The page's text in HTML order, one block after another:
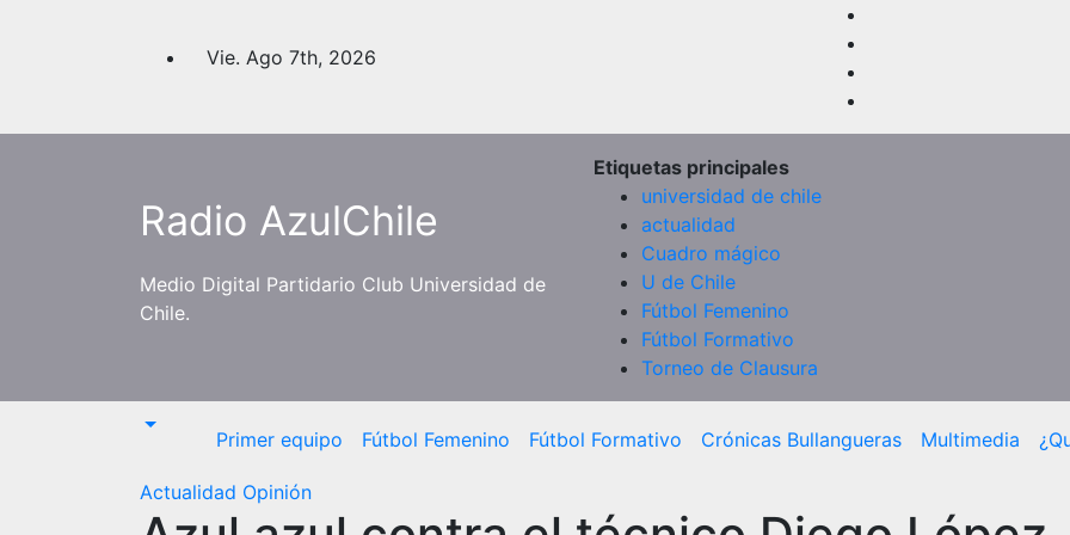
Vie. Ago 7th, 2026
Radio AzulChile
Medio Digital Partidario Club Universidad de
Chile.
Etiquetas principales
universidad de chile
actualidad
Cuadro mágico
U de Chile
Fútbol Femenino
Fútbol Formativo
Torneo de Clausura
Primer equipo Fútbol Femenino Fútbol Formativo Crónicas Bullangueras Multimedia
Actualidad Opinión